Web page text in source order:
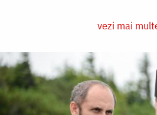
vezi mai